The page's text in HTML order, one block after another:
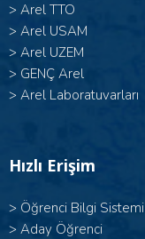
> Arel TTO
> Arel USAM
> Arel UZEM
> GENÇ Arel
> Arel Laboratuvarları
Hızlı Erişim
> Öğrenci Bilgi Sistemi
> Aday Öğrenci